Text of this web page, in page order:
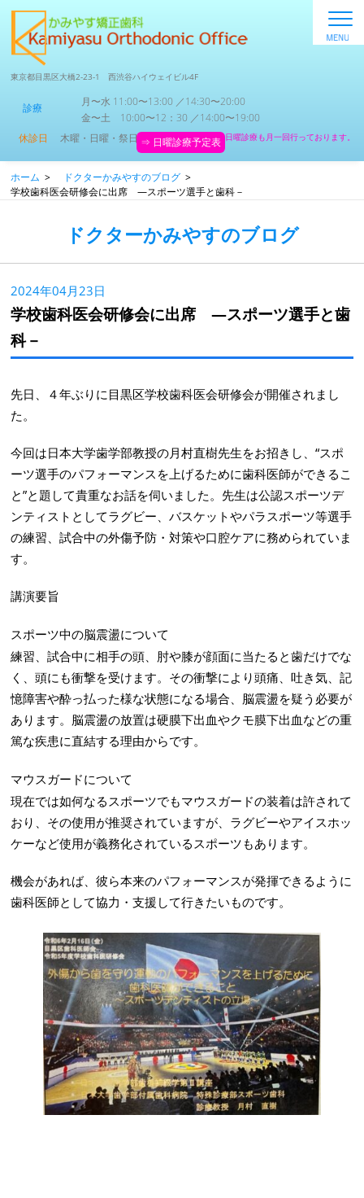
東京都目黒区大橋2-23-1 西渋谷ハイウェイビル4F
診療
月〜水 11:00〜13:00 ／14:30〜20:00
金〜土 10:00〜12：30 ／14:00〜19:00
休診日
木曜・日曜・祭日 ⇒ 日曜診療予定表 日曜診療も月一回行っております。
ホーム > ドクターかみやすのブログ >
学校歯科医会研修会に出席 ―スポーツ選手と歯科－
ドクターかみやすのブログ
2024年04月23日
学校歯科医会研修会に出席 ―スポーツ選手と歯
科－
先日、４年ぶりに目黒区学校歯科医会研修会が開催されまし
た。
今回は日本大学歯学部教授の月村直樹先生をお招きし、“スポ
ーツ選手のパフォーマンスを上げるために歯科医師ができるこ
と”と題して貴重なお話を伺いました。先生は公認スポーツデ
ンティストとしてラグビー、バスケットやパラスポーツ等選手
の練習、試合中の外傷予防・対策や口腔ケアに務められていま
す。
講演要旨
スポーツ中の脳震盪について
練習、試合中に相手の頭、肘や膝が顔面に当たると歯だけでな
く、頭にも衝撃を受けます。その衝撃により頭痛、吐き気、記
憶障害や酔っ払った様な状態になる場合、脳震盪を疑う必要が
あります。脳震盪の放置は硬膜下出血やクモ膜下出血などの重
篤な疾患に直結する理由からです。
マウスガードについて
現在では如何なるスポーツでもマウスガードの装着は許されて
おり、その使用が推奨されていますが、ラグビーやアイスホッ
ケーなど使用が義務化されているスポーツもあります。
機会があれば、彼ら本来のパフォーマンスが発揮できるように
歯科医師として協力・支援して行きたいものです。